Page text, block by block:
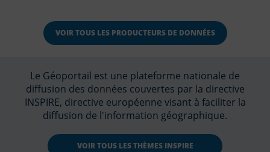
VOIR TOUS LES PRODUCTEURS DE DONNÉES
Le Géoportail est une plateforme nationale de
diffusion des données couvertes par la directive
INSPIRE, directive européenne visant à faciliter la
diffusion de l'information géographique.
VOIR TOUS LES THÈMES INSPIRE